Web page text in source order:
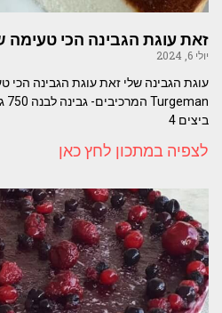
זאת עוגת הגבינה הכי טעימה
יולי 6, 2024
ביצים 4
לצפיה במתכון לחץ כאן